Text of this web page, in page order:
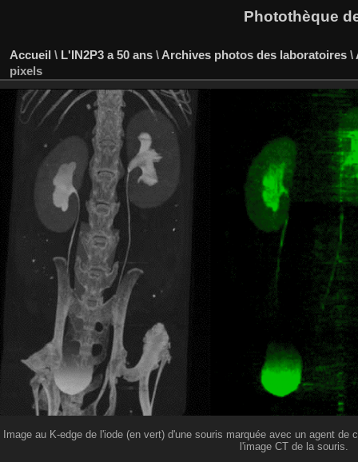
Photothèque
Accueil \ L'IN2P3 a 50 ans \ Archives photos des laboratoires \
pixels
Image au K-edge de l'iode (en vert) d'une souris marquée avec un agent de
l'image CT de la souris.